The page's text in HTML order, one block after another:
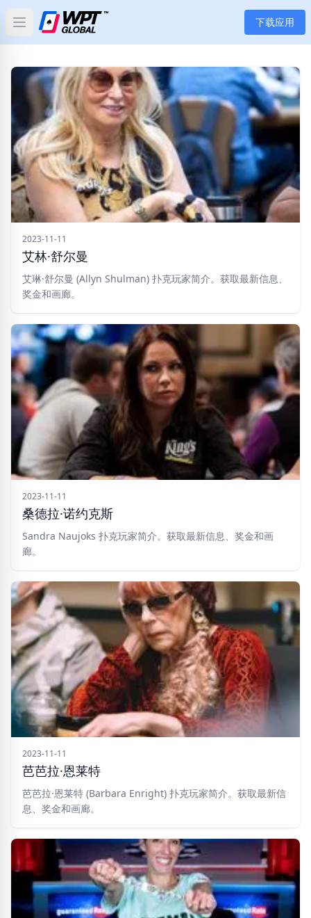
Open main menu 下载应用
新闻
文章
扑克
应用
分类
2023-11-11
艾林·舒尔曼
艾琳·舒尔曼 (Allyn Shulman) 扑克玩家简介。获取最新信息、
奖金和画廊。
2023-11-11
桑德拉·诺约克斯
Sandra Naujoks 扑克玩家简介。获取最新信息、奖金和画
廊。
2023-11-11
芭芭拉·恩莱特
芭芭拉·恩莱特 (Barbara Enright) 扑克玩家简介。获取最新信
息、奖金和画廊。